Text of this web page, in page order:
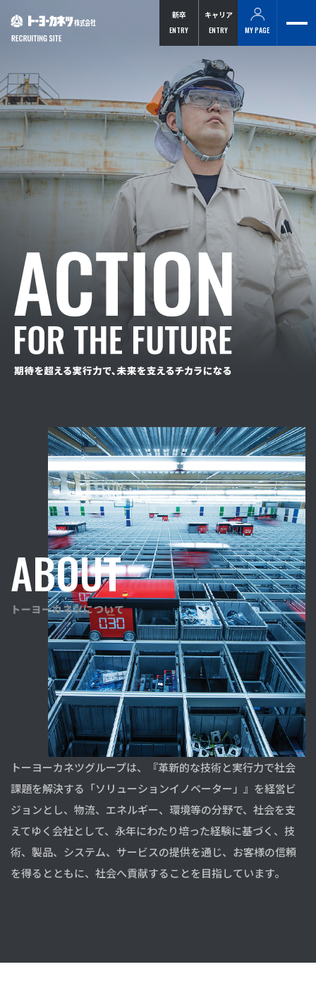
ー
ヨ
ー
カ
ネ
ツ
RECRUITING
SITE
新卒
ENTRY
キャリア
ENTRY
MY PAGE
メ
ABOUT
トーヨーカネツについて
トーヨーカネツグループは、『革新的な技術と実行力で社会
課題を解決する「ソリューションイノベーター」』を経営ビ
ジョンとし、物流、エネルギー、環境等の分野で、社会を支
えてゆく会社として、永年にわたり培った経験に基づく、技
術、製品、システム、サービスの提供を通じ、お客様の信頼
を得るとともに、社会へ貢献することを目指しています。